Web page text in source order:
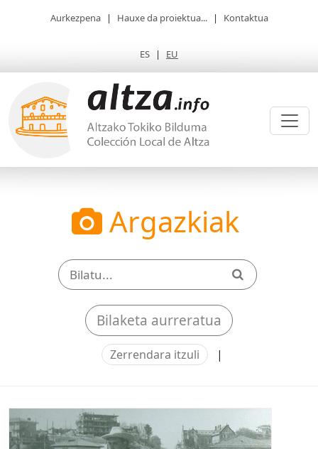
Aurkezpena | Hauxe da proiektua... | Kontaktua
ES | EU
Argazkiak
Bilaketa aurreratua
Zerrendara itzuli |